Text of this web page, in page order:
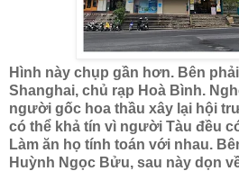
Hình này chụp gần hơn. Bên
Shanghai, chủ rạp Hoà Bình.
người gốc hoa thầu xây lại hội
có thể khả tín vì người Tàu đều
Làm ăn họ tính toán với nhau.
Huỳnh Ngọc Bửu, sau này dọn